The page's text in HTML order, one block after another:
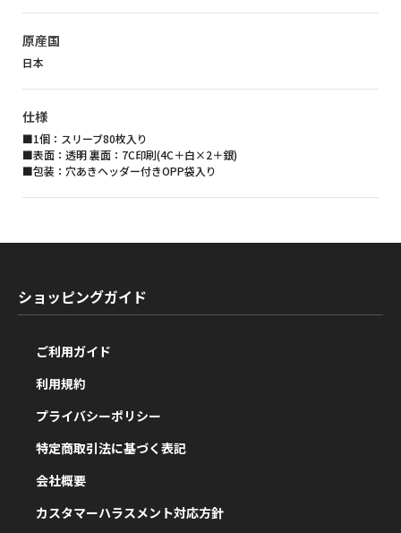
原産国
日本
仕様
■1個：スリーブ80枚入り
■表面：透明 裏面：7C印刷(4C＋白×2＋銀)
■包装：穴あきヘッダー付きOPP袋入り
ショッピングガイド
ご利用ガイド
利用規約
プライバシーポリシー
特定商取引法に基づく表記
会社概要
カスタマーハラスメント対応方針